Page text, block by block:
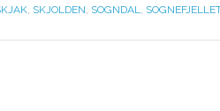
, SKJOLDEN, SOGNDAL, SOGNEFJELLET